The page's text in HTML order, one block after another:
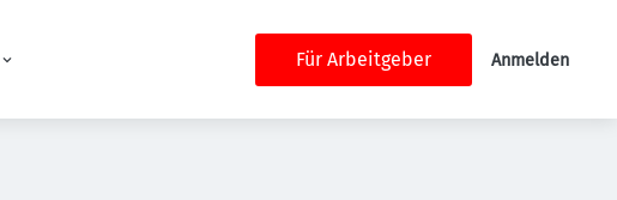
Für Arbeitgeber Anmelden